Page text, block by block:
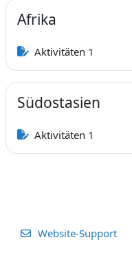
Afrika
Aktivitäten 1
Südostasien
Aktivitäten 1
Website-Support